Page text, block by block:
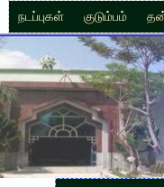
நடப்புகள் குடும்பம்